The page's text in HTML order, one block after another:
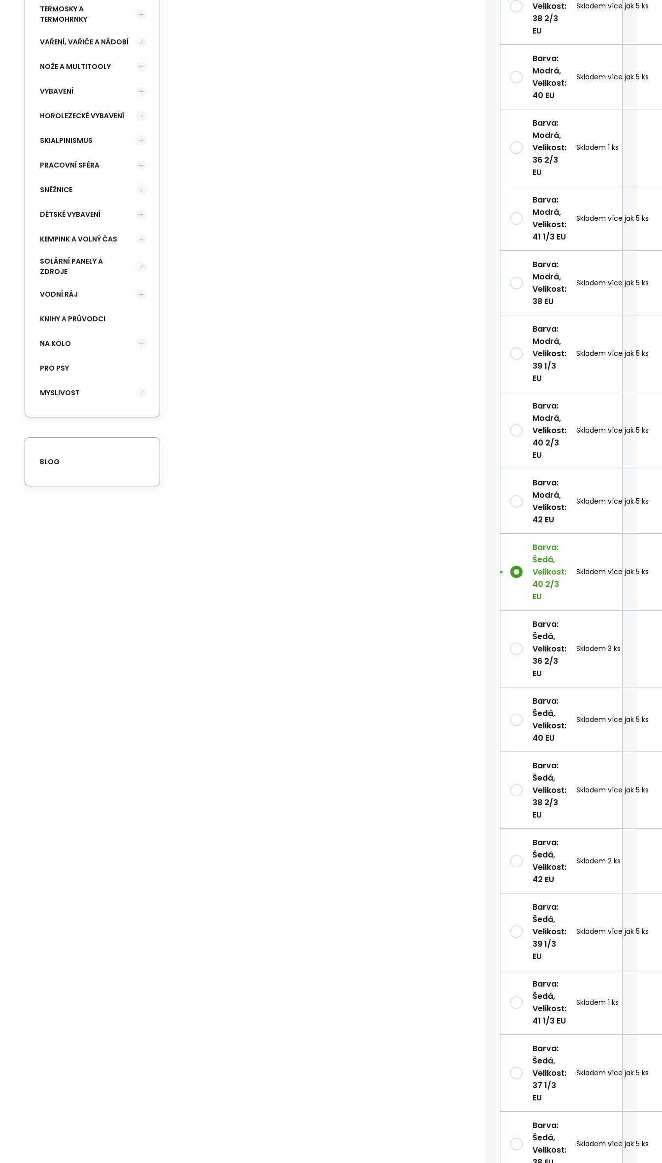
Velikost:
38 2/3
EU
Skladem více jak 5 ks
Barva:
Modrá,
Velikost:
40 EU
Skladem více jak 5 ks
Barva:
Modrá,
Velikost:
36 2/3
EU
Skladem 1 ks
Barva:
Modrá,
Velikost:
41 1/3 EU
Skladem více jak 5 ks
Barva:
Modrá,
Velikost:
38 EU
Skladem více jak 5 ks
Barva:
Modrá,
Velikost:
39 1/3
EU
Skladem více jak 5 ks
Barva:
Modrá,
Velikost:
40 2/3
EU
Skladem více jak 5 ks
Barva:
Modrá,
Velikost:
42 EU
Skladem více jak 5 ks
Barva:
Šedá,
Velikost:
40 2/3
EU
Skladem více jak 5 ks
Barva:
Šedá,
Velikost:
36 2/3
EU
Skladem 3 ks
Barva:
Šedá,
Velikost:
40 EU
Skladem více jak 5 ks
Barva:
Šedá,
Velikost:
38 2/3
EU
Skladem více jak 5 ks
Barva:
Šedá,
Velikost:
42 EU
Skladem 2 ks
Barva:
Šedá,
Velikost:
39 1/3
EU
Skladem více jak 5 ks
Barva:
Šedá,
Velikost:
41 1/3 EU
Skladem 1 ks
Barva:
Šedá,
Velikost:
37 1/3
EU
Skladem více jak 5 ks
Barva:
Šedá,
Velikost:
Skladem více jak 5 ks
TERMOSKY A
TERMOHRNKY
VAŘENÍ, VAŘIČE A NÁDOBÍ
NOŽE A MULTITOOLY
VYBAVENÍ
HOROLEZECKÉ VYBAVENÍ
SKIALPINISMUS
PRACOVNÍ SFÉRA
SNĚŽNICE
DĚTSKÉ VYBAVENÍ
KEMPINK A VOLNÝ ČAS
SOLÁRNÍ PANELY A
ZDROJE
VODNÍ RÁJ
KNIHY A PRŮVODCI
NA KOLO
PRO PSY
MYSLIVOST
BLOG